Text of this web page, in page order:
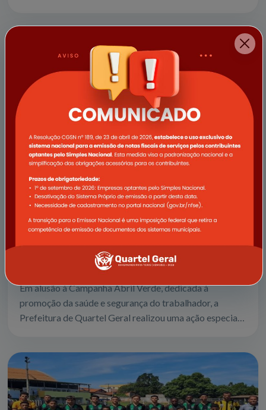
11/04/2025
Campanha Abril Verde promove
ações de saúde voltadas ao
trabalhador rural em Quartel Geral
Em alusão à Campanha Abril Verde, dedicada à
promoção da saúde e segurança do trabalhador, a
Prefeitura de Quartel Geral realizou uma ação especial